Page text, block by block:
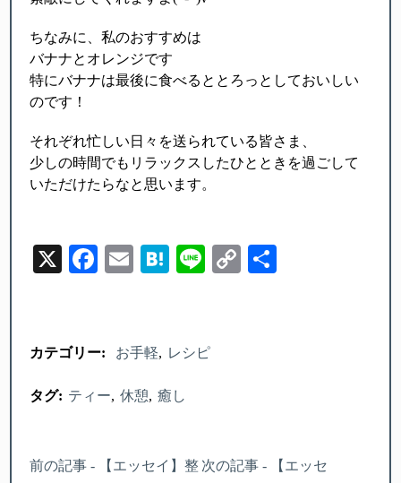
ちなみに、私のおすすめは
バナナとオレンジです
特にバナナは最後に食べるととろっとしておいしい
のです！
それぞれ忙しい日々を送られている皆さま、
少しの時間でもリラックスしたひとときを過ごして
いただけたらなと思います。
X Facebook
EmailHatenaLineCopy
カテゴリー: お手軽 レシピ
タグ: ティー 休憩 癒し
前の記事 - 【エッセイ】整 次の記事 - 【エッセ